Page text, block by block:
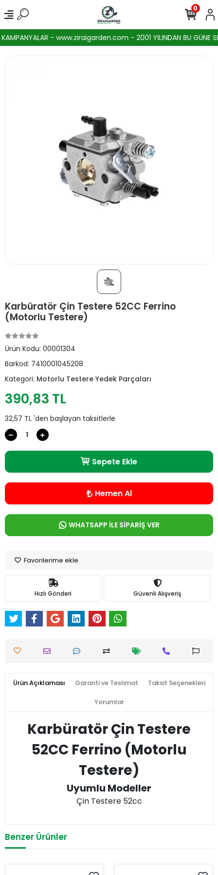
- www.ziraigarden.com - 2001 YILINDAN BU GÜNE
0
Karbüratör Çin Testere 52CC Ferrino
(Motorlu Testere)
Ürün Kodu: 00001304
Barkod: 7410001045208
Kategori: Motorlu Testere Yedek Parçaları
390,83 TL
32,57 TL 'den başlayan taksitlerle
Sepete Ekle
Hemen Al
WHATSAPP İLE SİPARİŞ VER
Favorilerime ekle
Hızlı Gönderi Güvenli Alışveriş
Ürün Açıklaması Garanti ve Teslimat Taksit Seçenekleri
Yorumlar
Karbüratör Çin Testere
52CC Ferrino (Motorlu
Testere)
Uyumlu Modeller
Çin Testere 52cc
Benzer Ürünler